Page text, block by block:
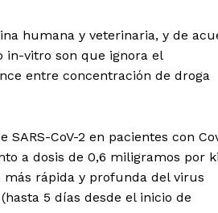
humana y veterinaria, y de
in-vitro son que ignora el
entre concentración de droga
CoV-2 en pacientes con
a dosis de 0,6 miligramos por
rápida y profunda del virus
5 días desde el inicio de